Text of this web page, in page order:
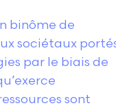
binôme de
sociétaux
par le biais de
sont